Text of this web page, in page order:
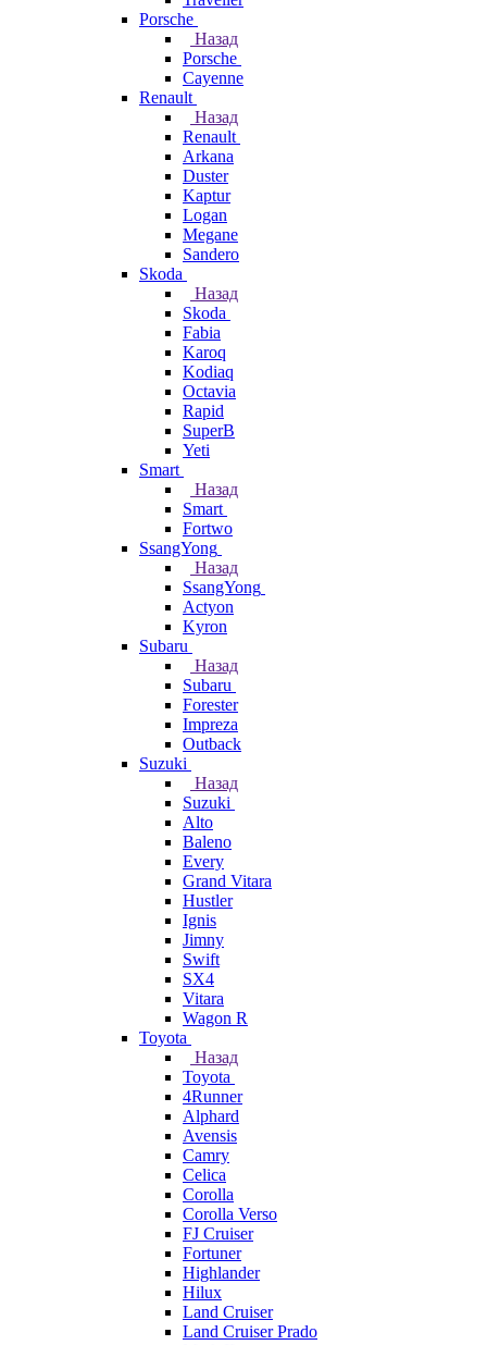
Porsche
Назад
Porsche
Cayenne
Renault
Назад
Renault
Arkana
Duster
Kaptur
Logan
Megane
Sandero
Skoda
Назад
Skoda
Fabia
Karoq
Kodiaq
Octavia
Rapid
SuperB
Yeti
Smart
Назад
Smart
Fortwo
SsangYong
Назад
SsangYong
Actyon
Kyron
Subaru
Назад
Subaru
Forester
Impreza
Outback
Suzuki
Назад
Suzuki
Alto
Baleno
Every
Grand Vitara
Hustler
Ignis
Jimny
Swift
SX4
Vitara
Wagon R
Toyota
Назад
Toyota
4Runner
Alphard
Avensis
Camry
Celica
Corolla
Corolla Verso
FJ Cruiser
Fortuner
Highlander
Hilux
Land Cruiser
Land Cruiser Prado